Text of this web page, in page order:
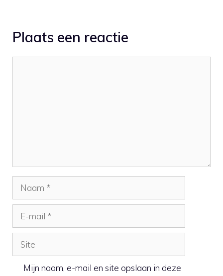
Plaats een reactie
Naam
Site
Mijn naam, e-mail en site opslaan in deze